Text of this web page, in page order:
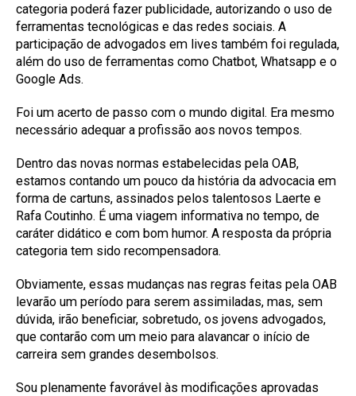
categoria poderá fazer publicidade, autorizando o uso de
ferramentas tecnológicas e das redes sociais. A
participação de advogados em lives também foi regulada,
além do uso de ferramentas como Chatbot, Whatsapp e o
Google Ads.
Foi um acerto de passo com o mundo digital. Era mesmo
necessário adequar a profissão aos novos tempos.
Dentro das novas normas estabelecidas pela OAB,
estamos contando um pouco da história da advocacia em
forma de cartuns, assinados pelos talentosos Laerte e
Rafa Coutinho. É uma viagem informativa no tempo, de
caráter didático e com bom humor. A resposta da própria
categoria tem sido recompensadora.
Obviamente, essas mudanças nas regras feitas pela OAB
levarão um período para serem assimiladas, mas, sem
dúvida, irão beneficiar, sobretudo, os jovens advogados,
que contarão com um meio para alavancar o início de
carreira sem grandes desembolsos.
Sou plenamente favorável às modificações aprovadas